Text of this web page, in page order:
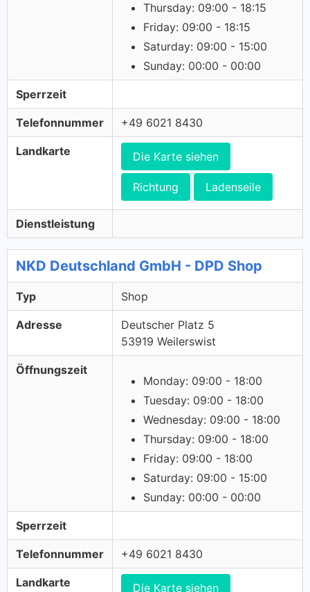
Thursday: 09:00 - 18:15
Friday: 09:00 - 18:15
Saturday: 09:00 - 15:00
Sunday: 00:00 - 00:00
Sperrzeit
Telefonnummer +49 6021 8430
Landkarte Die Karte siehen
Richtung Ladenseile
Dienstleistung
NKD Deutschland GmbH - DPD Shop
Typ Shop
Adresse
Deutscher Platz 5
53919 Weilerswist
Öffnungszeit
Monday: 09:00 - 18:00
Tuesday: 09:00 - 18:00
Wednesday: 09:00 - 18:00
Thursday: 09:00 - 18:00
Friday: 09:00 - 18:00
Saturday: 09:00 - 15:00
Sunday: 00:00 - 00:00
Sperrzeit
Telefonnummer +49 6021 8430
Landkarte Die Karte siehen